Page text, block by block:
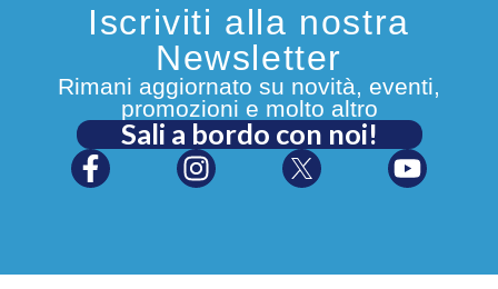
Iscriviti alla nostra
Newsletter
Rimani aggiornato su novità, eventi,
promozioni e molto altro
Sali a bordo con noi!